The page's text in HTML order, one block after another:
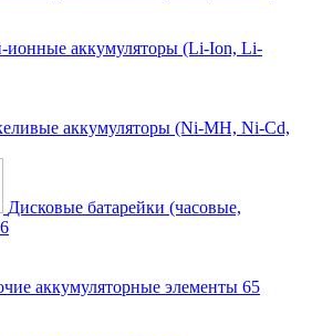
ионные аккумуляторы (Li-Ion, Li-
аккумуляторы (Ni-MH, Ni-Cd,
Дисковые батарейки (часовые,
аккумуляторные элементы 65